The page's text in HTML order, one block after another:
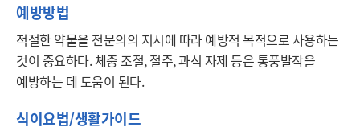
예방방법
적절한 약물을 전문의의 지시에 따라 예방적 목적으로 사용하는
것이 중요하다. 체중 조절, 절주, 과식 자제 등은 통풍발작을
예방하는 데 도움이 된다.
식이요법/생활가이드